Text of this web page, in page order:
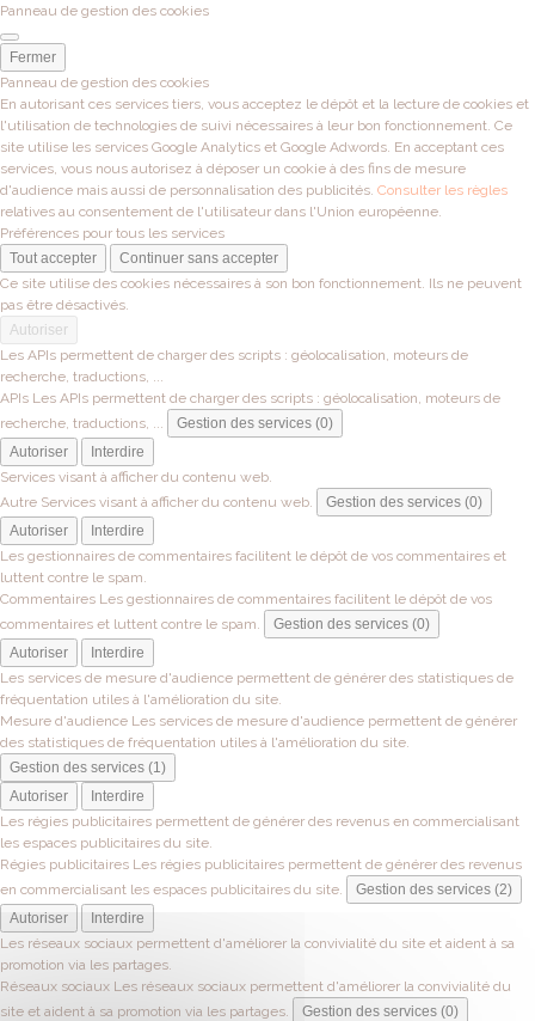
Panneau de gestion des cookies
Fermer
Panneau de gestion des cookies
En autorisant ces services tiers, vous acceptez le dépôt et la lecture de cookies et
l'utilisation de technologies de suivi nécessaires à leur bon fonctionnement. Ce
site utilise les services Google Analytics et Google Adwords. En acceptant ces
services, vous nous autorisez à déposer un cookie à des fins de mesure
d'audience mais aussi de personnalisation des publicités. Consulter les règles
relatives au consentement de l'utilisateur dans l'Union européenne.
Préférences pour tous les services
Tout accepter
Continuer sans accepter
Ce site utilise des cookies nécessaires à son bon fonctionnement. Ils ne peuvent
pas être désactivés.
Autoriser
Les APIs permettent de charger des scripts : géolocalisation, moteurs de
recherche, traductions, ...
APIs Les APIs permettent de charger des scripts : géolocalisation, moteurs de
recherche, traductions, ...
Gestion des services (0)
Autoriser
Interdire
Services visant à afficher du contenu web.
Autre Services visant à afficher du contenu web.
Gestion des services (0)
Autoriser
Interdire
Les gestionnaires de commentaires facilitent le dépôt de vos commentaires et
luttent contre le spam.
Commentaires Les gestionnaires de commentaires facilitent le dépôt de vos
commentaires et luttent contre le spam.
Gestion des services (0)
Autoriser
Interdire
Les services de mesure d'audience permettent de générer des statistiques de
fréquentation utiles à l'amélioration du site.
Mesure d'audience Les services de mesure d'audience permettent de générer
des statistiques de fréquentation utiles à l'amélioration du site.
Gestion des services (1)
Autoriser
Interdire
Les régies publicitaires permettent de générer des revenus en commercialisant
les espaces publicitaires du site.
Régies publicitaires Les régies publicitaires permettent de générer des revenus
en commercialisant les espaces publicitaires du site.
Gestion des services (2)
Autoriser
Interdire
Les réseaux sociaux permettent d'améliorer la convivialité du site et aident à sa
promotion via les partages.
Réseaux sociaux Les réseaux sociaux permettent d'améliorer la convivialité du
site et aident à sa promotion via les partages.
Gestion des services (0)